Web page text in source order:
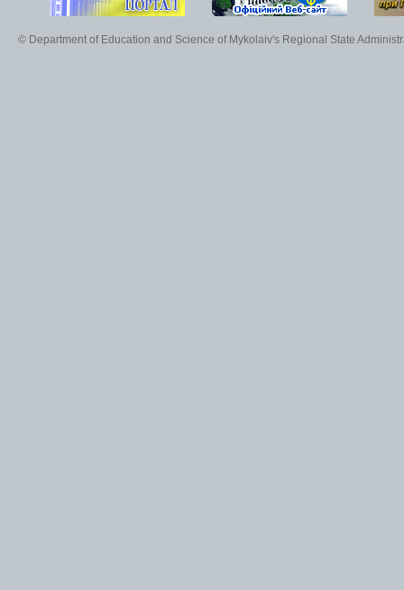
© Department of Education and Science of Mykolaiv's Regional State